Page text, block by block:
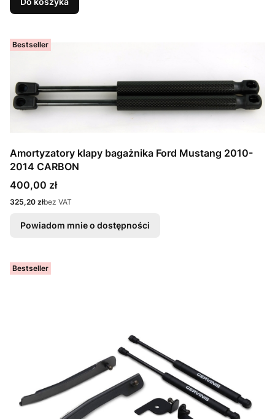
Bestseller
Amortyzatory klapy bagażnika Ford Mustang 2010-
2014 CARBON
Cena
400,00 zł
Cena
325,20 złbez VAT
Powiadom mnie o dostępności
Bestseller